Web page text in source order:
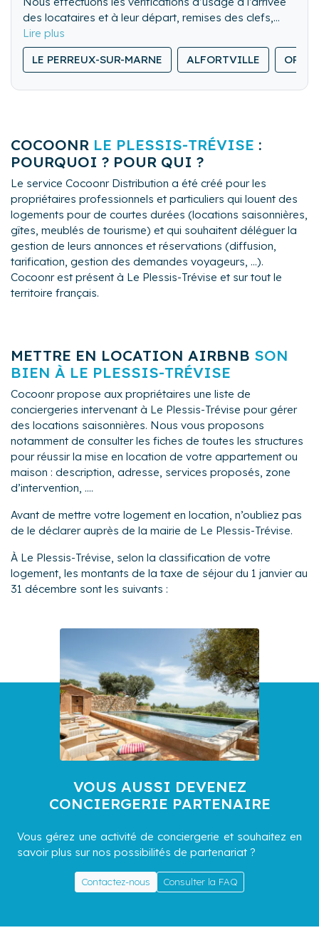
des locataires et à leur départ, remises des clefs,
visite des lieux. Nous pouvons également gérer les
locations de dernière minute.
Nous nettoyons de fond en comble l’ensemble du
logement.
Nous lavons, repassons et rangeons le linge de
LE PERREUX-SUR-MARNE ALFORTVILLE ORLY
COCOONR LE PLESSIS-TRÉVISE :
POURQUOI ? POUR QUI ?
Le service Cocoonr Distribution a été créé pour les
propriétaires professionnels et particuliers qui louent des
logements pour de courtes durées (locations saisonnières,
gîtes, meublés de tourisme) et qui souhaitent déléguer la
gestion de leurs annonces et réservations (diffusion,
tarification, gestion des demandes voyageurs, ...).
Cocoonr est présent à Le Plessis-Trévise et sur tout le
territoire français.
METTRE EN LOCATION AIRBNB SON
BIEN À LE PLESSIS-TRÉVISE
Cocoonr propose aux propriétaires une liste de
conciergeries intervenant à Le Plessis-Trévise pour gérer
des locations saisonnières. Nous vous proposons
notamment de consulter les fiches de toutes les structures
pour réussir la mise en location de votre appartement ou
maison : description, adresse, services proposés, zone
d’intervention, ....
Avant de mettre votre logement en location, n’oubliez pas
de le déclarer auprès de la mairie de Le Plessis-Trévise.
À Le Plessis-Trévise, selon la classification de votre
logement, les montants de la taxe de séjour du 1 janvier au
31 décembre sont les suivants :
VOUS AUSSI DEVENEZ
CONCIERGERIE PARTENAIRE
Vous gérez une activité de conciergerie et souhaitez en
savoir plus sur nos possibilités de partenariat ?
Contactez-nous Consulter la FAQ